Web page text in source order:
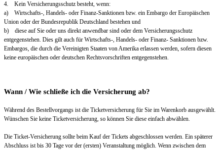
4. Kein Versicherungsschutz besteht, wenn:
a) Wirtschafts-, Handels- oder Finanz-Sanktionen bzw. ein Embargo der Europäischen
Union oder der Bundesrepublik Deutschland bestehen und
b) diese auf Sie oder uns direkt anwendbar sind oder dem Versicherungsschutz
entgegenstehen. Dies gilt auch für Wirtschafts-, Handels- oder Finanz- Sanktionen bzw.
Embargos, die durch die Vereinigten Staaten von Amerika erlassen werden, sofern diesen
keine europäischen oder deutschen Rechtsvorschriften entgegenstehen.
Wann / Wie schließe ich die Versicherung ab?
Während des Bestellvorgangs ist die Ticketversicherung für Sie im Warenkorb ausgewählt.
Wünschen Sie keine Ticketversicherung, so können Sie diese einfach abwählen.
Die Ticket-Versicherung sollte beim Kauf der Tickets abgeschlossen werden. Ein späterer
Abschluss ist bis 30 Tage vor der (ersten) Veranstaltung möglich. Wenn zwischen dem